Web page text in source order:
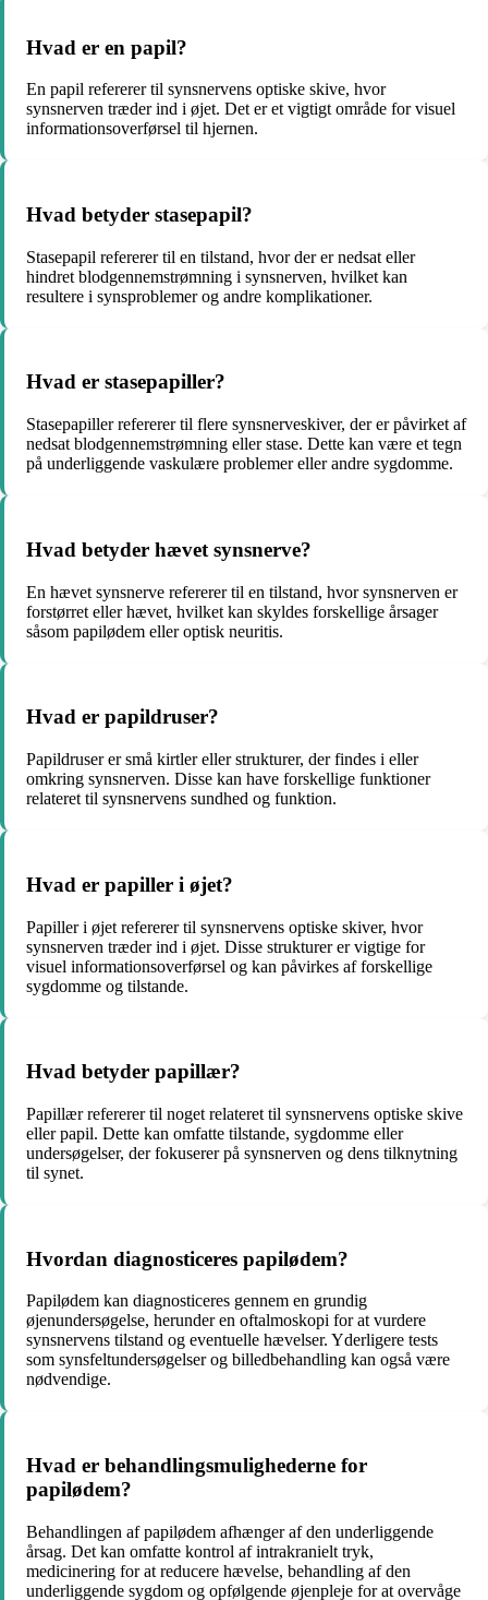
Hvad er en papil?
En papil refererer til synsnervens optiske skive, hvor
synsnerven træder ind i øjet. Det er et vigtigt område for visuel
informationsoverførsel til hjernen.
Hvad betyder stasepapil?
Stasepapil refererer til en tilstand, hvor der er nedsat eller
hindret blodgennemstrømning i synsnerven, hvilket kan
resultere i synsproblemer og andre komplikationer.
Hvad er stasepapiller?
Stasepapiller refererer til flere synsnerveskiver, der er påvirket af
nedsat blodgennemstrømning eller stase. Dette kan være et tegn
på underliggende vaskulære problemer eller andre sygdomme.
Hvad betyder hævet synsnerve?
En hævet synsnerve refererer til en tilstand, hvor synsnerven er
forstørret eller hævet, hvilket kan skyldes forskellige årsager
såsom papilødem eller optisk neuritis.
Hvad er papildruser?
Papildruser er små kirtler eller strukturer, der findes i eller
omkring synsnerven. Disse kan have forskellige funktioner
relateret til synsnervens sundhed og funktion.
Hvad er papiller i øjet?
Papiller i øjet refererer til synsnervens optiske skiver, hvor
synsnerven træder ind i øjet. Disse strukturer er vigtige for
visuel informationsoverførsel og kan påvirkes af forskellige
sygdomme og tilstande.
Hvad betyder papillær?
Papillær refererer til noget relateret til synsnervens optiske skive
eller papil. Dette kan omfatte tilstande, sygdomme eller
undersøgelser, der fokuserer på synsnerven og dens tilknytning
til synet.
Hvordan diagnosticeres papilødem?
Papilødem kan diagnosticeres gennem en grundig
øjenundersøgelse, herunder en oftalmoskopi for at vurdere
synsnervens tilstand og eventuelle hævelser. Yderligere tests
som synsfeltundersøgelser og billedbehandling kan også være
nødvendige.
Hvad er behandlingsmulighederne for
papilødem?
Behandlingen af papilødem afhænger af den underliggende
årsag. Det kan omfatte kontrol af intrakranielt tryk,
medicinering for at reducere hævelse, behandling af den
underliggende sygdom og opfølgende øjenpleje for at overvåge